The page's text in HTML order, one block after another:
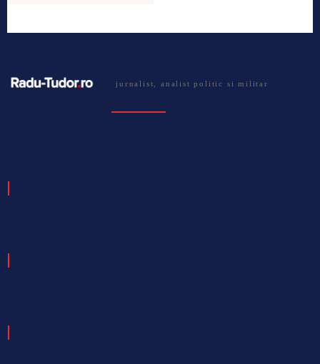
jurnalist, analist politic si militar